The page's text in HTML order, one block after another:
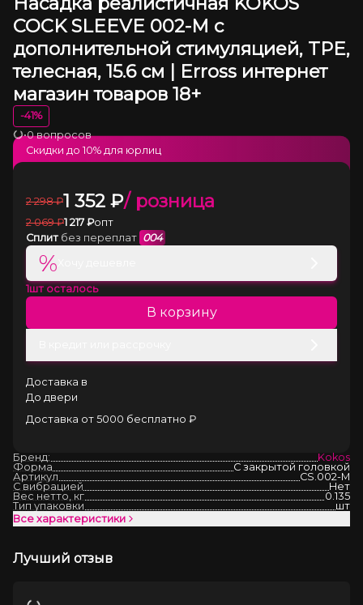
COCK SLEEVE 002-M с
дополнительной стимуляцией, TPE,
телесная, 15.6 см | Erross интернет
магазин товаров 18+
-41%
Загрузка
•0 вопросов
2 298 ₽1 352 ₽/ розница
2 069 ₽1 217 ₽опт
Сплит без переплат 004
%
1шт осталось
В корзину
Доставка в
До двери
Доставка от 5000 бесплатно ₽
Скидки до 10% для юрлиц
Бренд:
Kokos
Форма
С закрытой головкой
Артикул
CS.002-M
С вибрацией
Нет
Вес нетто, кг
0.135
Тип упаковки
шт
Все характеристики
Лучший отзыв